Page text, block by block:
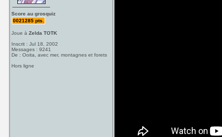
Score au grosquiz
0021285 pts.
Joue àZelda TOTK
Inscrit : Jul 18, 2002
Messages : 9241
De : Ooita, avec mer, montagnes et forets
Hors ligne